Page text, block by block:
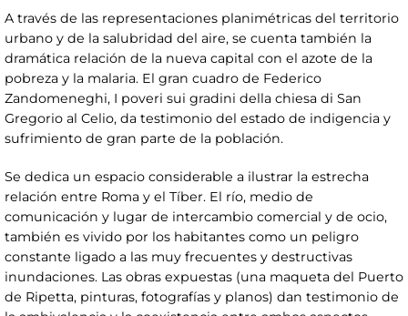
A través de las representaciones planimétricas del territorio
urbano y de la salubridad del aire, se cuenta también la
dramática relación de la nueva capital con el azote de la
pobreza y la malaria. El gran cuadro de Federico
Zandomeneghi, I poveri sui gradini della chiesa di San
Gregorio al Celio, da testimonio del estado de indigencia y
sufrimiento de gran parte de la población.
Se dedica un espacio considerable a ilustrar la estrecha
relación entre Roma y el Tíber. El río, medio de
comunicación y lugar de intercambio comercial y de ocio,
también es vivido por los habitantes como un peligro
constante ligado a las muy frecuentes y destructivas
inundaciones. Las obras expuestas (una maqueta del Puerto
de Ripetta, pinturas, fotografías y planos) dan testimonio de